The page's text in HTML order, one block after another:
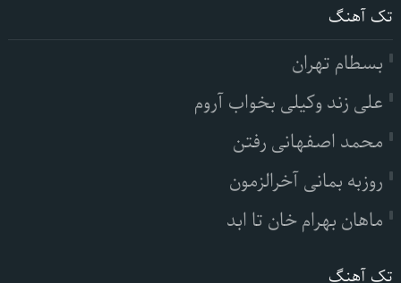
تک آهنگ
بسطام تهران
علی زند وکیلی بخواب آروم
محمد اصفهانی رفتن
روزبه بمانی آخرالزمون
ماهان بهرام خان تا ابد
تک آهنگ